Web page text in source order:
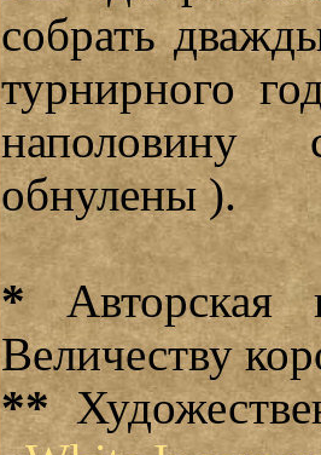
собрать
турнирного
обнулены ).
*Авторская
Величеству
**